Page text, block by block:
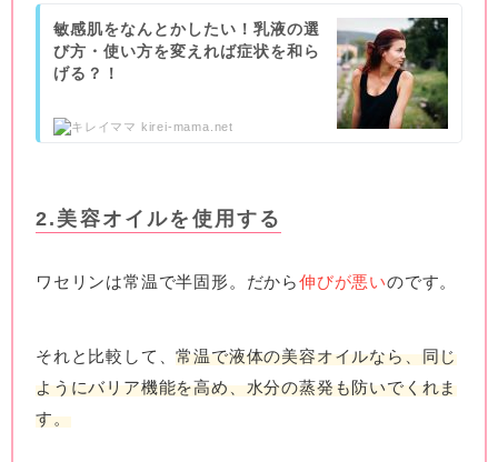
敏感肌をなんとかしたい！乳液の選
び方・使い方を変えれば症状を和ら
げる？！
kirei-mama.net
2.美容オイルを使用する
ワセリンは常温で半固形。だから伸びが悪いのです。
それと比較して、常温で液体の美容オイルなら、同じ
ようにバリア機能を高め、水分の蒸発も防いでくれま
す。